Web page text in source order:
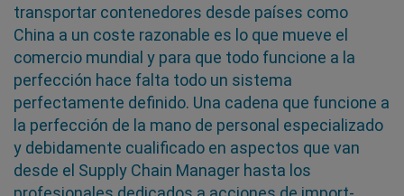
transportar contenedores desde países como
China a un coste razonable es lo que mueve el
comercio mundial y para que todo funcione a la
perfección hace falta todo un sistema
perfectamente definido. Una cadena que funcione a
la perfección de la mano de personal especializado
y debidamente cualificado en aspectos que van
desde el Supply Chain Manager hasta los